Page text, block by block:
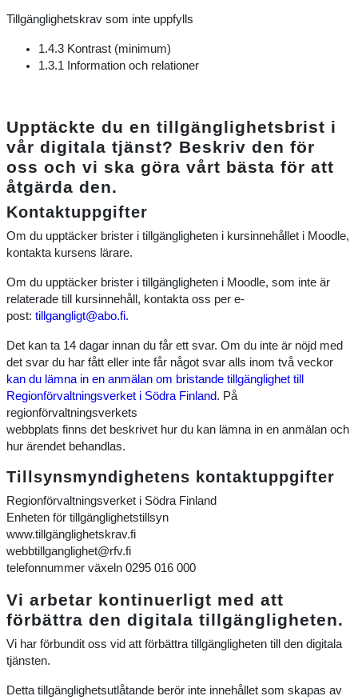
Tillgänglighetskrav som inte uppfylls
1.4.3 Kontrast (minimum)
1.3.1 Information och relationer
Upptäckte du en tillgänglighetsbrist i
vår digitala tjänst? Beskriv den för
oss och vi ska göra vårt bästa för att
åtgärda den.
Kontaktuppgifter
Om du upptäcker brister i tillgängligheten i kursinnehållet i Moodle,
kontakta kursens lärare.
Om du upptäcker brister i tillgängligheten i Moodle, som inte är
relaterade till kursinnehåll, kontakta oss per e-
post: tillgangligt@abo.fi.
Det kan ta 14 dagar innan du får ett svar. Om du inte är nöjd med
det svar du har fått eller inte får något svar alls inom två veckor
kan du lämna in en anmälan om bristande tillgänglighet till
Regionförvaltningsverket i Södra Finland. På
regionförvaltningsverkets
webbplats finns det beskrivet hur du kan lämna in en anmälan och
hur ärendet behandlas.
Tillsynsmyndighetens kontaktuppgifter
Regionförvaltningsverket i Södra Finland
Enheten för tillgänglighetstillsyn
www.tillgänglighetskrav.fi
webbtillganglighet@rfv.fi
telefonnummer växeln 0295 016 000
Vi arbetar kontinuerligt med att
förbättra den digitala tillgängligheten.
Vi har förbundit oss vid att förbättra tillgängligheten till den digitala
tjänsten.
Detta tillgänglighetsutlåtande berör inte innehållet som skapas av